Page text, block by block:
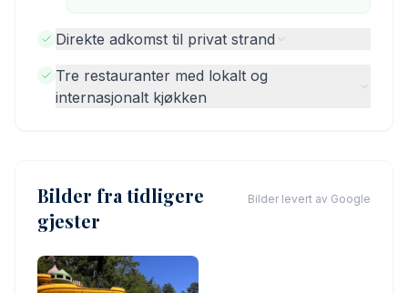
Direkte adkomst til privat strand
Tre restauranter med lokalt og
internasjonalt kjøkken
Bilder fra tidligere
gjester
Bilder levert av Google